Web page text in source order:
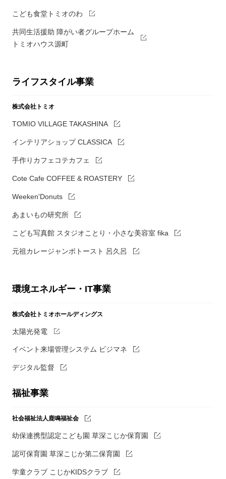
こども食堂トミオのわ
共同生活援助 障がい者グループホーム
トミオハウス源町
ライフスタイル事業
株式会社トミオ
TOMIO VILLAGE TAKASHINA
インテリアショップ CLASSICA
手作りカフェコテカフェ
Cote Cafe COFFEE & ROASTERY
Weeken'Donuts
あまいもの研究所
こども写真館 スタジオことり・小さな美容室 fika
元祖カレージャンボトースト 呂久呂
環境エネルギー・IT事業
株式会社トミオホールディングス
太陽光発電
イベント来場管理システム ビジマネ
デジタル監督
福祉事業
社会福祉法人鹿鳴福祉会
幼保連携型認定こども園 草深こじか保育園
認可保育園 草深こじか第二保育園
学童クラブ こじかKIDSクラブ